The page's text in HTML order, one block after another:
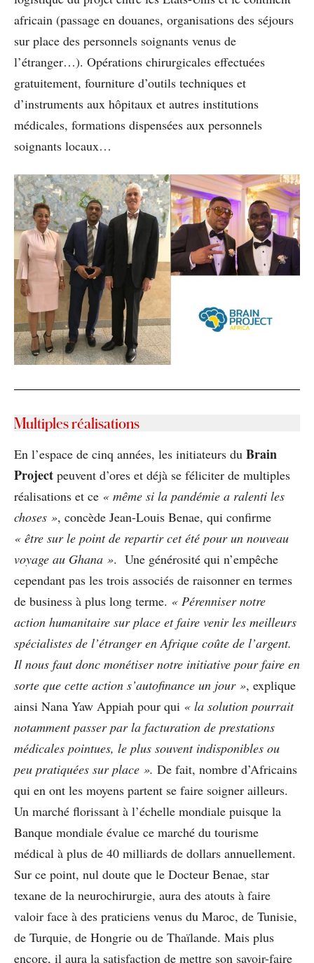
africain (passage en douanes, organisations des séjours
sur place des personnels soignants venus de
l’étranger…). Opérations chirurgicales effectuées
gratuitement, fourniture d’outils techniques et
d’instruments aux hôpitaux et autres institutions
médicales, formations dispensées aux personnels
soignants locaux…
Multiples réalisations
En l’espace de cinq années, les initiateurs du Brain
Project peuvent d’ores et déjà se féliciter de multiples
réalisations et ce « même si la pandémie a ralenti les
choses », concède Jean-Louis Benae, qui confirme
« être sur le point de repartir cet été pour un nouveau
voyage au Ghana ». Une générosité qui n’empêche
cependant pas les trois associés de raisonner en termes
de business à plus long terme. « Pérenniser notre
action humanitaire sur place et faire venir les meilleurs
spécialistes de l’étranger en Afrique coûte de l’argent.
Il nous faut donc monétiser notre initiative pour faire en
sorte que cette action s’autofinance un jour », explique
ainsi Nana Yaw Appiah pour qui « la solution pourrait
notamment passer par la facturation de prestations
médicales pointues, le plus souvent indisponibles ou
peu pratiquées sur place ». De fait, nombre d’Africains
qui en ont les moyens partent se faire soigner ailleurs.
Un marché florissant à l’échelle mondiale puisque la
Banque mondiale évalue ce marché du tourisme
médical à plus de 40 milliards de dollars annuellement.
Sur ce point, nul doute que le Docteur Benae, star
texane de la neurochirurgie, aura des atouts à faire
valoir face à des praticiens venus du Maroc, de Tunisie,
de Turquie, de Hongrie ou de Thaïlande. Mais plus
encore, il aura la satisfaction de mettre son savoir-faire